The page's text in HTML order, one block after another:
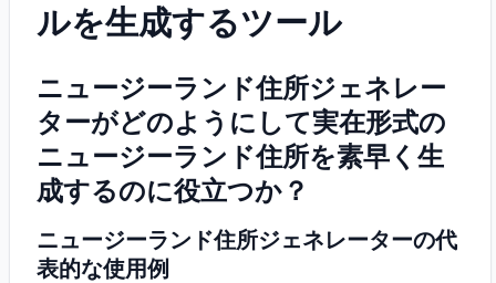
ルを生成するツール
ニュージーランド住所ジェネレー
ターがどのようにして実在形式の
ニュージーランド住所を素早く生
成するのに役立つか？
ニュージーランド住所ジェネレーターの代
表的な使用例